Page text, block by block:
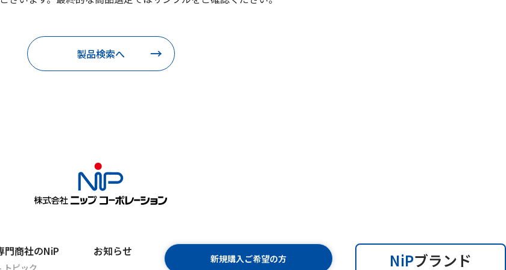
製品検索へ
門商社のNiP
トピック
お知らせ
新規購入ご希望の方 NiPブランド